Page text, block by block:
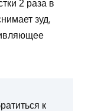
2 раза в
зуд,
к